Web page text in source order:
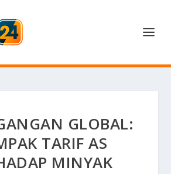
GLOBAL:
TARIF AS
MINYAK